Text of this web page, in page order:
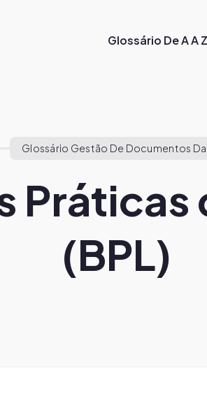
Glossário De A A Z
Glossário Gestão De Documentos
(BPL)